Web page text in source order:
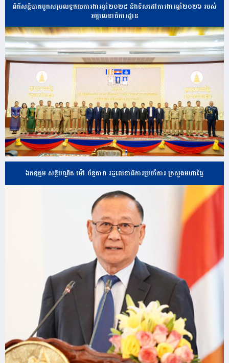
ពិធីសន្និបាតបូកសរុបលទ្ធផលការងារឆ្នាំ២០២៥ និងទិសដៅការងារឆ្នាំ២០២៦ របស់
អគ្គលេខាធិការដ្ឋាន
ឯកឧត្តម សន្តិបណ្ឌិត ម៉ៅ ច័ន្ទតារា រដ្ឋលេខាធិការប្រចាំការ ក្រសួងមហាផ្ទៃ